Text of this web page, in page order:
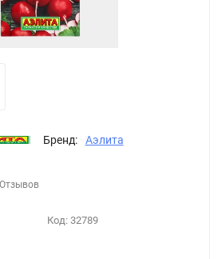
Бренд: Аэлита
Код: 32789